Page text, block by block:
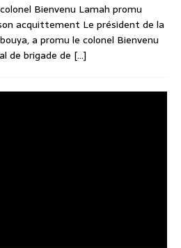
Bienvenu Lamah promu
acquittement Le président de la
a promu le colonel Bienvenu
de brigade de [...]